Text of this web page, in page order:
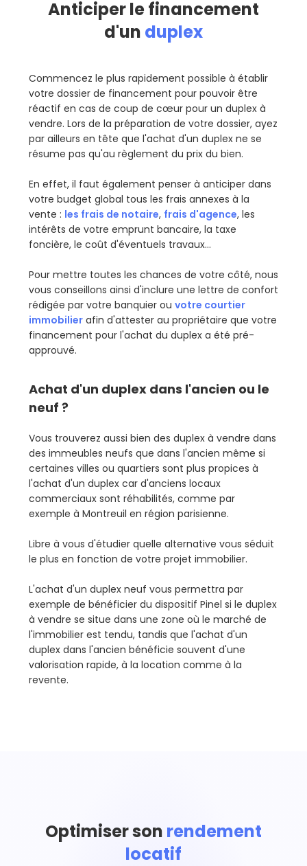
Anticiper le financement
d'un duplex
Commencez le plus rapidement possible à établir
votre dossier de financement pour pouvoir être
réactif en cas de coup de cœur pour un duplex à
vendre. Lors de la préparation de votre dossier, ayez
par ailleurs en tête que l'achat d'un duplex ne se
résume pas qu'au règlement du prix du bien.
En effet, il faut également penser à anticiper dans
votre budget global tous les frais annexes à la
vente : les frais de notaire, frais d'agence, les
intérêts de votre emprunt bancaire, la taxe
foncière, le coût d'éventuels travaux…
Pour mettre toutes les chances de votre côté, nous
vous conseillons ainsi d'inclure une lettre de confort
rédigée par votre banquier ou votre courtier
immobilier afin d'attester au propriétaire que votre
financement pour l'achat du duplex a été pré-
approuvé.
Achat d'un duplex dans l'ancien ou le
neuf ?
Vous trouverez aussi bien des duplex à vendre dans
des immeubles neufs que dans l'ancien même si
certaines villes ou quartiers sont plus propices à
l'achat d'un duplex car d'anciens locaux
commerciaux sont réhabilités, comme par
exemple à Montreuil en région parisienne.
Libre à vous d'étudier quelle alternative vous séduit
le plus en fonction de votre projet immobilier.
L'achat d'un duplex neuf vous permettra par
exemple de bénéficier du dispositif Pinel si le duplex
à vendre se situe dans une zone où le marché de
l'immobilier est tendu, tandis que l'achat d'un
duplex dans l'ancien bénéficie souvent d'une
valorisation rapide, à la location comme à la
revente.
Optimiser son rendement
locatif